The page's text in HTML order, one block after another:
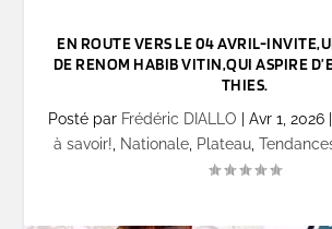
EN ROUTE VERS LE 04 AVRIL-
DE RENOM HABIB VITIN,QUI ASPIRE
THIES.
Posté par Frédéric DIALLO Avr 1, 2026|
à savoir!
Nationale, Plateau,